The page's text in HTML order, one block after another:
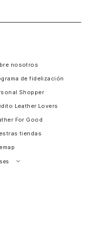
nosotros
de fidelización
Shopper
Leather Lovers
For Good
tiendas